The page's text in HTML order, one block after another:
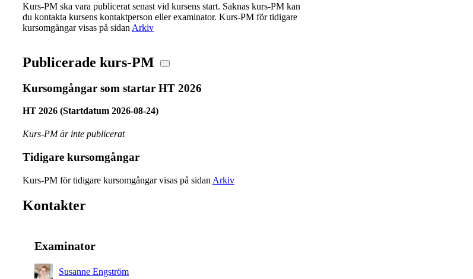
Kurs-PM ska vara publicerat senast vid kursens start. Saknas kurs-PM kan
du kontakta kursens kontaktperson eller examinator. Kurs-PM för tidigare
kursomgångar visas på sidan Arkiv
Publicerade kurs-PM
Kursomgångar som startar HT 2026
HT 2026 (Startdatum 2026-08-24)
Kurs-PM är inte publicerat
Tidigare kursomgångar
Kurs-PM för tidigare kursomgångar visas på sidan Arkiv
Kontakter
Examinator
Susanne Engström